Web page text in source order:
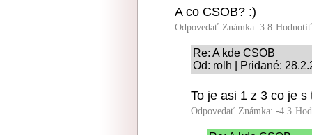
A co CSOB? :)
Odpovedať Známka: 3.8
Re: A kde CSOB
Od: rolh | Pridané:
To je asi 1 z 3 co je s
Odpovedať Známka: -4.3